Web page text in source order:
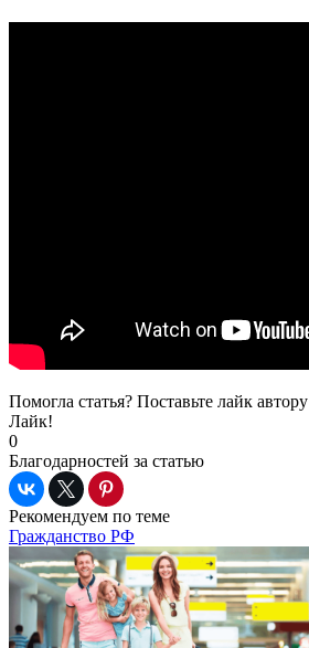
Помогла статья? Поставьте лайк автору
Лайк!
0
Благодарностей за статью
Рекомендуем по теме
Гражданство РФ